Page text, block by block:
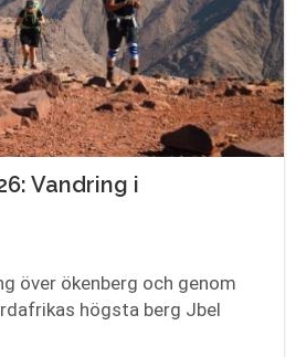
Vandring i
över ökenberg och genom
högsta berg Jbel